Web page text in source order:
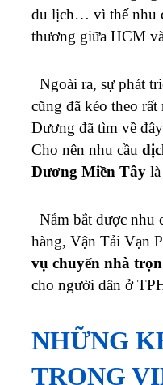
cũng đã kéo theo
Dương đã tìm về
Dương Miền Tây
Nắm bắt được nhu
hàng, Vận Tải Vạn
vụ chuyển nhà trọn
NHỮNG
TRONG
NHÀ TỪ
DÂN NHƯ